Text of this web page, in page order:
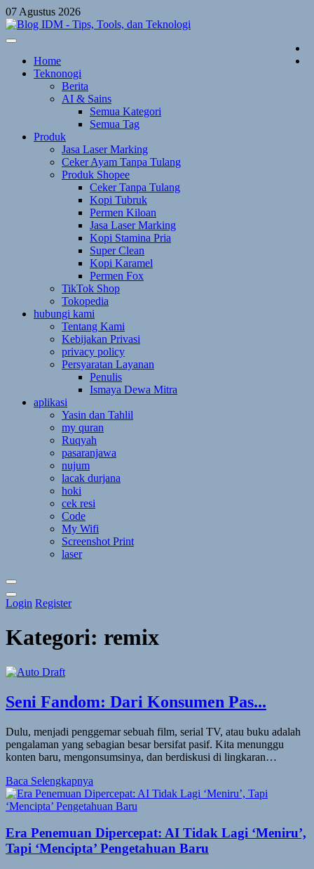
Skip
to
content
07 Agustus 2026
Home
Teknonogi
Berita
AI & Sains
Semua Kategori
Semua Tag
Produk
Jasa Laser Marking
Ceker Ayam Tanpa Tulang
Produk Shopee
Ceker Tanpa Tulang
Kopi Tubruk
Permen Kiloan
Jasa Laser Marking
Kopi Stamina Pria
Super Clean
Kopi Karamel
Permen Fox
TikTok Shop
Tokopedia
hubungi kami
Tentang Kami
Kebijakan Privasi
privacy policy
Persyaratan Layanan
Penulis
Ismaya Dewa Mitra
aplikasi
Yasin dan Tahlil
my quran
Ruqyah
pasaranjawa
nujum
lacak durjana
hoki
cek resi
Code
My Wifi
Screenshot Print
laser
Toggle
Theme
Login Register
Kategori: remix
Seni Fandom: Dari Konsumen Pas...
Dulu, menjadi penggemar sebuah film, serial TV, atau buku adalah
pengalaman yang sebagian besar bersifat pasif. Kita menunggu
konten baru, mengonsumsinya, dan berdiskusi di lingkaran…
Baca Selengkapnya
Era Penemuan Dipercepat: AI Tidak Lagi ‘Meniru’,
Tapi ‘Mencipta’ Pengetahuan Baru